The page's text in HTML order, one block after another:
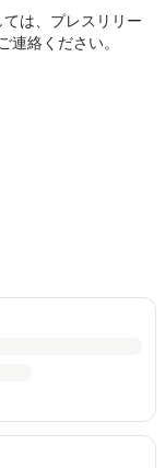
は、プレスリリー
連絡ください。